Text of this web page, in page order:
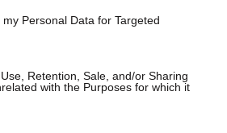
Personal Data for Targeted
Retention, Sale, and/or Sharing
with the Purposes for which it